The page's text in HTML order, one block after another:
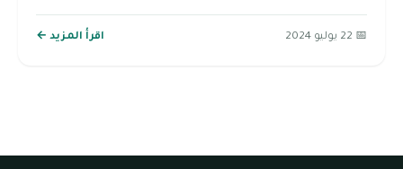
📅 22 يوليو 2024 اقرأ المزيد ←